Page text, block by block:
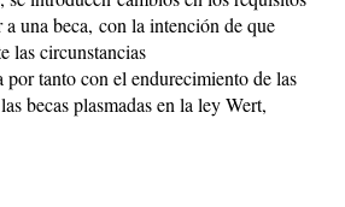
a una beca, con la intención de que
las circunstancias
tanto con el endurecimiento de las
becas plasmadas en la ley Wert,